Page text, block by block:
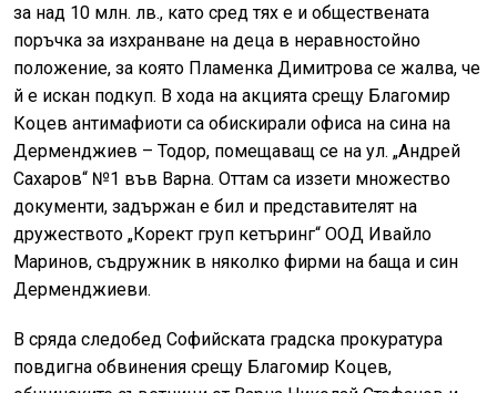
за над 10 млн. лв., като сред тях е и обществената
поръчка за изхранване на деца в неравностойно
положение, за която Пламенка Димитрова се жалва, че
й е искан подкуп. В хода на акцията срещу Благомир
Коцев антимафиоти са обискирали офиса на сина на
Дерменджиев – Тодор, помещаващ се на ул. „Андрей
Сахаров“ №1 във Варна. Оттам са иззети множество
документи, задържан е бил и представителят на
дружеството „Корект груп кетъринг“ ООД Ивайло
Маринов, съдружник в няколко фирми на баща и син
Дерменджиеви.
В сряда следобед Софийската градска прокуратура
повдигна обвинения срещу Благомир Коцев,